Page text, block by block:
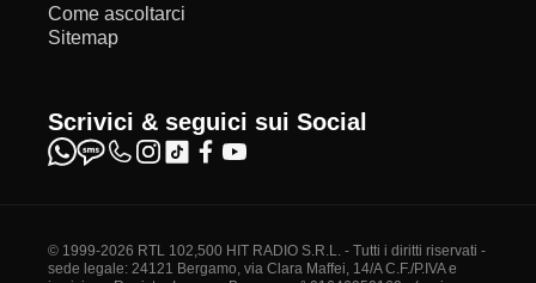
Come ascoltarci
Sitemap
Scrivici & seguici sui Social
© 1999-2026 RTL 102,500 HIT RADIO S.R.L. - Tutti i diritti riservati -
sede legale: 24121 Bergamo, via Clara Maffei, 14/A C.F./P.IVA e